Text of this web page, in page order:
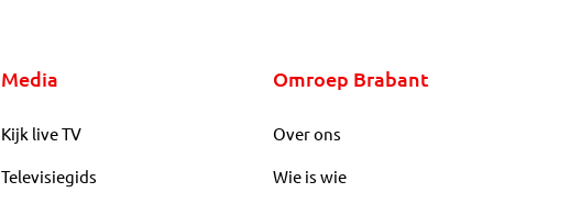
Media
Kijk live TV
Televisiegids
Omroep Brabant
Over ons
Wie is wie